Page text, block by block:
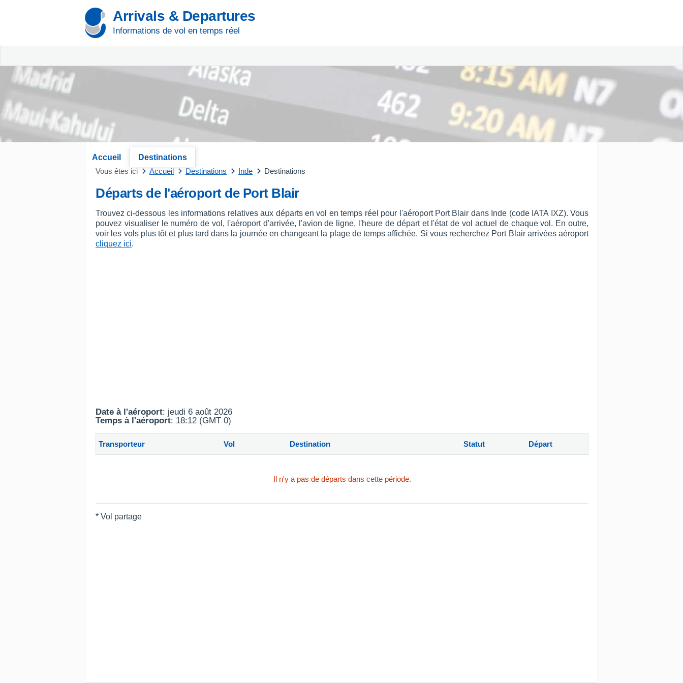
Arrivals & Departures
Informations de vol en temps réel
Accueil
Destinations
Vous êtes ici
Accueil Destinations Inde Destinations
Départs de l'aéroport de Port Blair
Trouvez ci-dessous les informations relatives aux départs en vol en temps réel pour l'aéroport Port Blair dans Inde (code IATA IXZ). Vous
pouvez visualiser le numéro de vol, l'aéroport d'arrivée, l'avion de ligne, l'heure de départ et l'état de vol actuel de chaque vol. En outre,
voir les vols plus tôt et plus tard dans la journée en changeant la plage de temps affichée. Si vous recherchez Port Blair arrivées aéroport
cliquez ici.
Date à l'aéroport: jeudi 6 août 2026
Temps à l'aéroport: 18:12 (GMT 0)
Transporteur Vol Destination Statut Départ
Il n'y a pas de départs dans cette période.
* Vol partage